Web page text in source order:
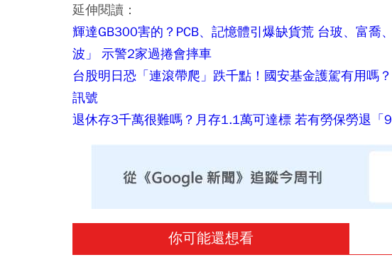
延伸閱讀：
輝達GB300害的？PCB、記憶體引爆缺貨荒 台玻、富喬
波」 示警2家過捲會摔車
台股明日恐「連滾帶爬」跌千點！國安基金護駕有用嗎
訊號
退休存3千萬很難嗎？月存1.1萬可達標 若有勞保勞退「
你可能還想看